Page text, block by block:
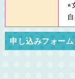
申し込みフォーム